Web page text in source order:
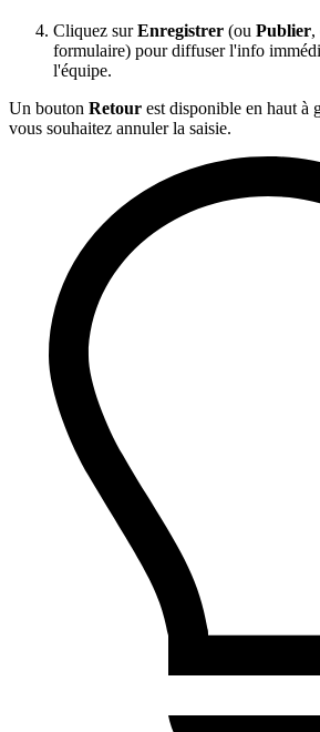
Cliquez surEnregistrer (ou Publier,
formulaire) pour diffuser l'info
l'équipe.
Un bouton Retour est disponible en haut à
vous souhaitez annuler la saisie.